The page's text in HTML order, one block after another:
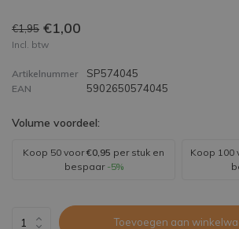
€1,95 €1,00
Incl. btw
Artikelnummer SP574045
EAN 5902650574045
Volume voordeel:
Koop 50 voor€0,95 per stuk en
bespaar -5%
Koop 100
Toevoegen aan